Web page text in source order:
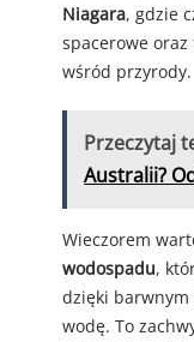
Niagara, gdzie
spacerowe
wśród przyrody.
Przeczytaj
Australii?
Wieczorem
wodospadu,
dzięki barwnym
wodę. To